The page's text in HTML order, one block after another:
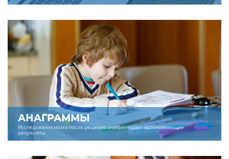
АНАГРАММЫ
Исследования мозга после решения анаграмм дают вдохновляющие
результаты.